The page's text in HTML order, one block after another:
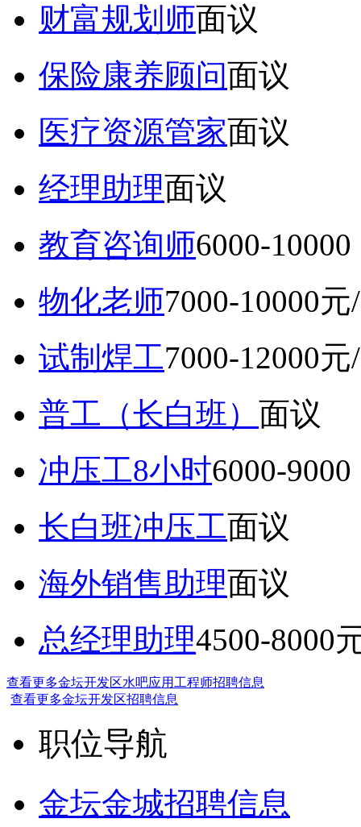
财富规划师面议
保险康养顾问面议
医疗资源管家面议
经理助理面议
教育咨询师6000-
物化老师7000-10000元
试制焊工7000-12000元
普工（长白班） 面议
冲压工8小时6000-
长白班冲压工面议
海外销售助理面议
总经理助理4500-8000
查看更多金坛开发区水吧应用工程师招聘信息
查看更多金坛开发区招聘信息
职位导航
金坛金城招聘信息